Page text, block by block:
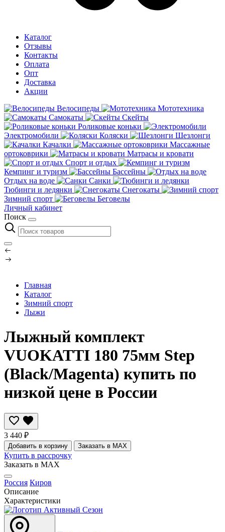
Каталог
Отзывы
Контакты
Оплата
Опт
Доставка
Акции
Велосипеды
Мототехника
Самокаты
Скейты
Роликовые коньки
Электромобили
Коляски
Шезлонги
Качалки
Массажные
ортоковрики
Матрасы и кровати
Спорт и отдых
Кемпинг и туризм
Бассейны
Отдых на воде
Санки
Тюбинги и ледянки
Снегокаты
Зимний спорт
Беговелы
Личный кабинет
Поиск
Главная
Каталог
Зимний спорт
Лыжи
Лыжный комплект
VUOKATTI 180 75мм Step
(Black/Magenta) купить по
низкой цене в России
3 440 ₽
Добавить в корзину Заказать в MAX
Купить в рассрочку
Заказать в MAX
Россия Киров
Описание
Характеристики